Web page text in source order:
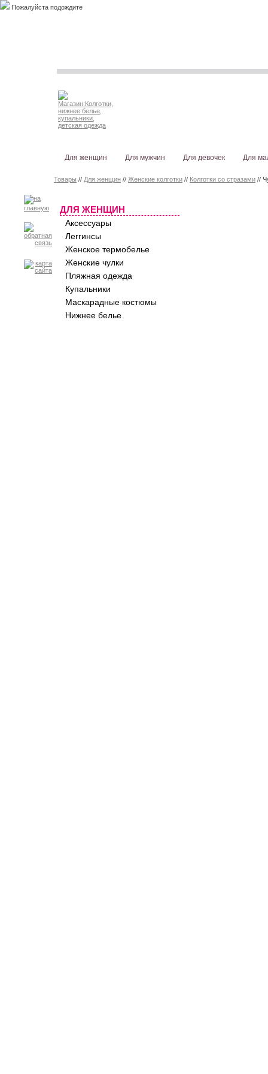
Пожалуйста подождите
Для женщин Для мужчин Для девочек Для
Товары // Для женщин // Женские колготки // Колготки со стразами //
ДЛЯ ЖЕНЩИН
Аксессуары
Леггинсы
Женское термобелье
Женские чулки
Пляжная одежда
Купальники
Маскарадные костюмы
Нижнее белье